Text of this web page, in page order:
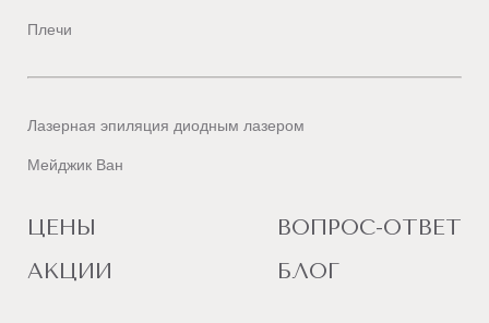
Плечи
Лазерная эпиляция диодным лазером
Мейджик Ван
ЦЕНЫ
АКЦИИ
ВОПРОС-ОТВЕТ
БЛОГ